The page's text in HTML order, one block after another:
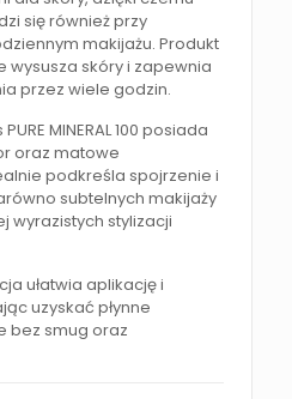
się również przy
makijażu. Produkt
wysusza skóry i zapewnia
przez wiele godzin.
MINERAL 100 posiada
oraz matowe
podkreśla spojrzenie i
subtelnych makijaży
wyrazistych stylizacji
ułatwia aplikację i
uzyskać płynne
bez smug oraz